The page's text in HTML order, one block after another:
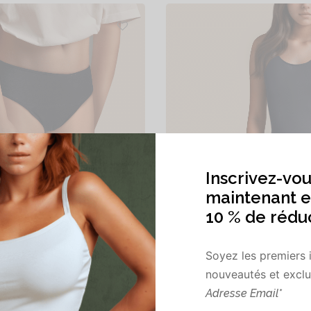
Inscrivez-
maintenant
10 % de
Soyez les premiers
nouveautés et
Adresse Email*
22,90€
options
44,90
46,90
Plage
44,90€
46,90€
Choix des options